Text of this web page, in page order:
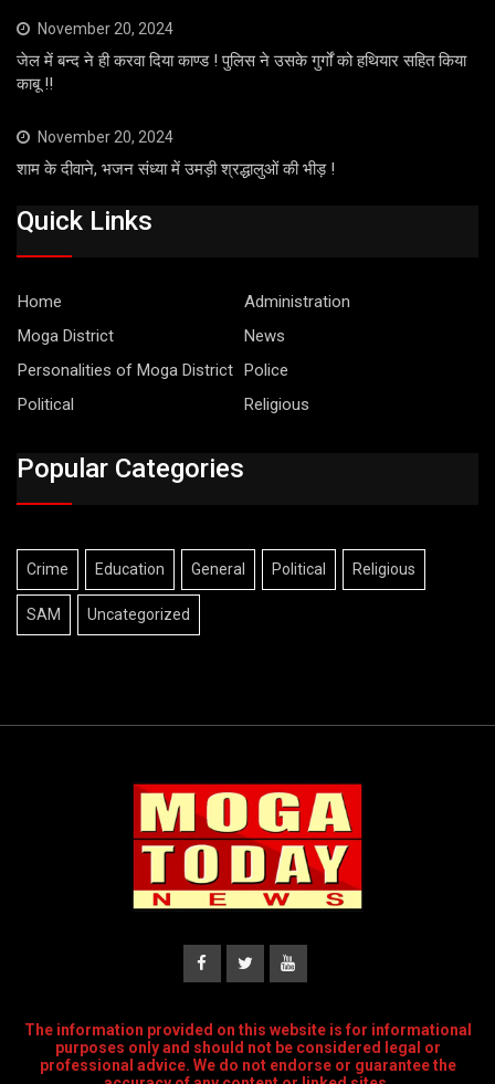
November 20, 2024
जेल में बन्द ने ही करवा दिया काण्ड ! पुलिस ने उसके गुर्गों को हथियार सहित किया
काबू !!
November 20, 2024
शाम के दीवाने, भजन संध्या में उमड़ी श्रद्धालुओं की भीड़ !
Quick Links
Home
Administration
Moga District
News
Personalities of Moga District
Police
Political
Religious
Popular Categories
Crime Education General Political Religious
SAM Uncategorized
The information provided on this website is for informational
purposes only and should not be considered legal or
professional advice. We do not endorse or guarantee the